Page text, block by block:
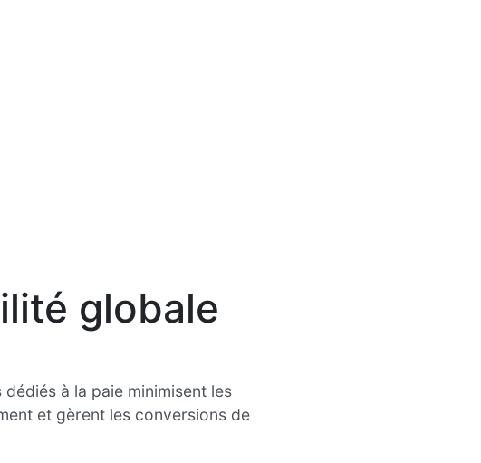
globale
dédiés à la paie minimisent les
et gèrent les conversions de